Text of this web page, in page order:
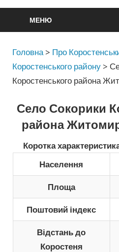
МЕНЮ
Головна > Про
Коростенського району >
Коростенського района
Село Сокорики
района
Коротка
Населення
Площа
Поштовий індекс
Відстань до
Коростеня